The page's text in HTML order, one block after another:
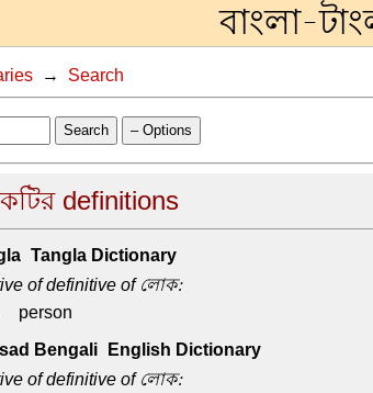
বাংলা-
→ Search
Search – Options
definitions
Tangla Dictionary
of definitive of লোক:
person
Bengali-English Dictionary
of definitive of লোক: